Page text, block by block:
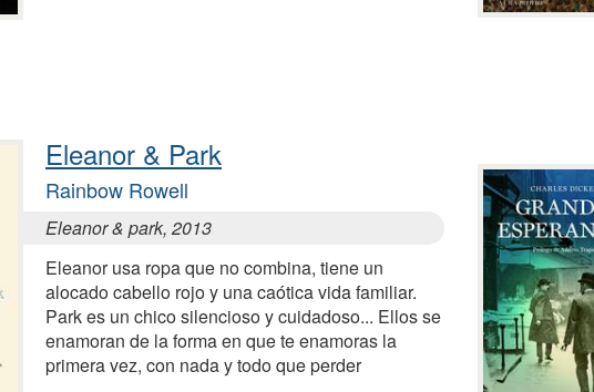
Eleanor & Park
Rainbow Rowell
Eleanor & park, 2013
Eleanor usa ropa que no combina, tiene un
alocado cabello rojo y una caótica vida familiar.
Park es un chico silencioso y cuidadoso... Ellos se
enamoran de la forma en que te enamoras la
primera vez, con nada y todo que perder